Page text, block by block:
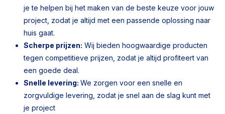
je te helpen bij het maken van de beste keuze voor jouw
project, zodat je altijd met een passende oplossing naar
huis gaat.
Scherpe prijzen: Wij bieden hoogwaardige producten
tegen competitieve prijzen, zodat je altijd profiteert van
een goede deal.
Snelle levering: We zorgen voor een snelle en
zorgvuldige levering, zodat je snel aan de slag kunt met
je project